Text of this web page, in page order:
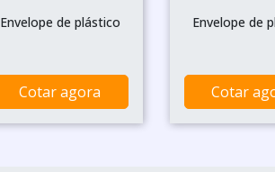
Envelope de plástico
Cotar agora
Envelope de
Cotar